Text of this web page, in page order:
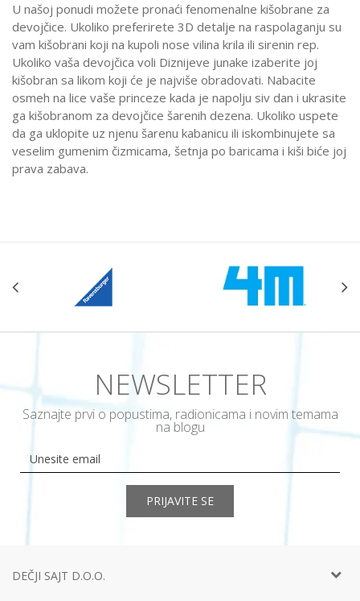
U našoj ponudi možete pronaći fenomenalne kišobrane za
devojčice. Ukoliko preferirete 3D detalje na raspolaganju su
vam kišobrani koji na kupoli nose vilina krila ili sirenin rep.
Ukoliko vaša devojčica voli Diznijeve junake izaberite joj
kišobran sa likom koji će je najviše obradovati. Nabacite
osmeh na lice vaše princeze kada je napolju siv dan i ukrasite
ga kišobranom za devojčice šarenih dezena. Ukoliko uspete
da ga uklopite uz njenu šarenu kabanicu ili iskombinujete sa
veselim gumenim čizmicama, šetnja po baricama i kiši biće joj
prava zabava.
NEWSLETTER
Saznajte prvi o popustima, radionicama i novim temama
na blogu
PRIJAVITE SE
DEČJI SAJT D.O.O.